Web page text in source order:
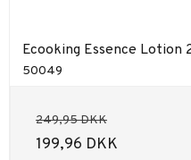
Ecooking Essence Lotion
50049
249,95 DKK
199,96 DKK